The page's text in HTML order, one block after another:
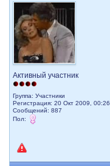
Активный участник
Группа: Участники
Регистрация: 20 Окт 2009, 00:26
Сообщений: 887
Пол: